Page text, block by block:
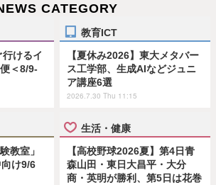
CATEGORY
行けるイ
＜8/9-
教育ICT
【夏休み2026】東大メタバー
ス工学部、生成AIなどジュニ
ア講座6選
2026.7.30 Thu 11:15
教室」
け9/6
生活・健康
【高校野球2026夏】第4日青
森山田・東日大昌平・大分
商・英明が勝利、第5日は花巻